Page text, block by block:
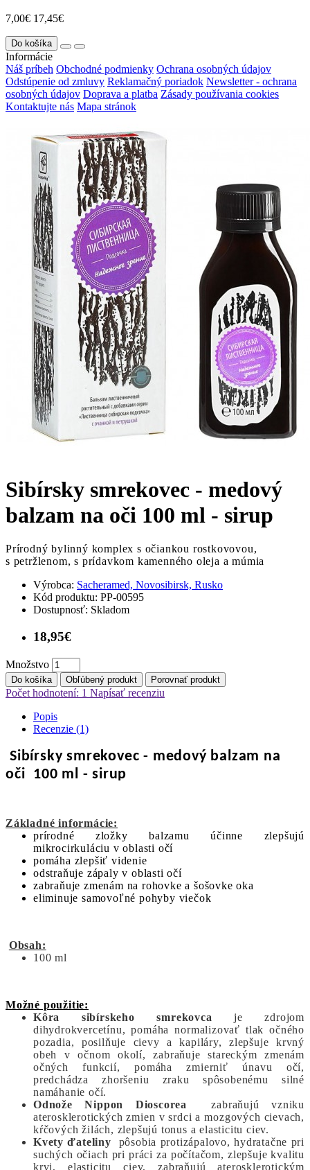
7,00€ 17,45€
Do košíka
Informácie
Náš príbeh Obchodné podmienky Ochrana osobných údajov
Odstúpenie od zmluvy Reklamačný poriadok Newsletter - ochrana
osobných údajov Doprava a platba Zásady používania cookies
Kontaktujte nás Mapa stránok
Sibírsky smrekovec - medový
balzam na oči 100 ml - sirup
Prírodný bylinný komplex s očiankou rostkovovou,
s petržlenom, s prídavkom kamenného oleja a múmia
Výrobca: Sacheramed, Novosibirsk, Rusko
Kód produktu: PP-00595
Dostupnosť: Skladom
18,95€
Množstvo
Do košíka Obľúbený produkt Porovnať produkt
Počet hodnotení: 1 Napísať recenziu
Popis
Recenzie (1)
Sibírsky smrekovec - medový balzam na
oči 100 ml - sirup
Základné informácie:
prírodné zložky balzamu účinne zlepšujú
mikrocirkuláciu v oblasti očí
pomáha zlepšiť videnie
odstraňuje zápaly v oblasti očí
zabraňuje zmenám na rohovke a šošovke oka
eliminuje samovoľné pohyby viečok
Obsah:
100 ml
Možné použitie:
Kôra sibírskeho smrekovca je zdrojom
dihydrokvercetínu, pomáha normalizovať tlak očného
pozadia, posilňuje cievy a kapiláry, zlepšuje krvný
obeh v očnom okolí, zabraňuje stareckým zmenám
očných funkcií, pomáha zmierniť únavu očí,
predchádza zhoršeniu zraku spôsobenému silné
namáhanie očí.
Odnože Nippon Dioscorea
zabraňujú vzniku
aterosklerotických zmien v srdci a mozgových cievach,
kŕčových žilách, zlepšujú tonus a elasticitu ciev.
Kvety ďateliny pôsobia protizápalovo, hydratačne pri
suchých očiach pri práci za počítačom, zlepšuje kvalitu
krvi, elasticitu ciev, zabraňujú aterosklerotickým